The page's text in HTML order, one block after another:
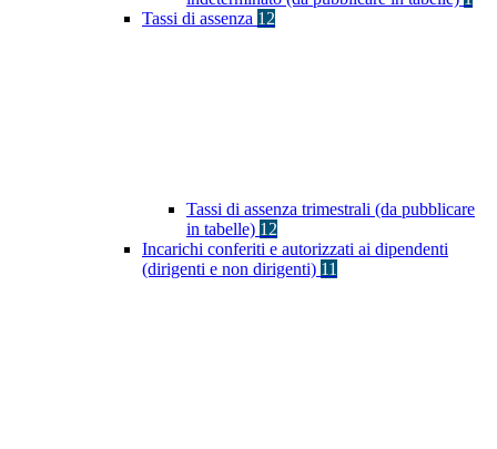
Tassi di assenza 12
Tassi di assenza trimestrali (da pubblicare
in tabelle) 12
Incarichi conferiti e autorizzati ai dipendenti
(dirigenti e non dirigenti) 11